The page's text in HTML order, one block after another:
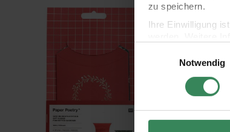
zu speichern.
Ihre Einwilligung
Impressum
Notwendig
Paper Poetry Geschenkschachtel Kränze klein 4
Paper Poetry